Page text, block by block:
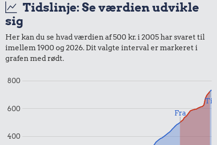
1 liter mælk
10 karklude
21 kr.
Tidslinje: Se værdien udvikle
sig
Her kan du se hvad værdien af 500 kr. i 2005 har svaret til
imellem 1900 og 2026. Dit valgte interval er markeret i
grafen med rødt.
400
600
800
Fra
Til